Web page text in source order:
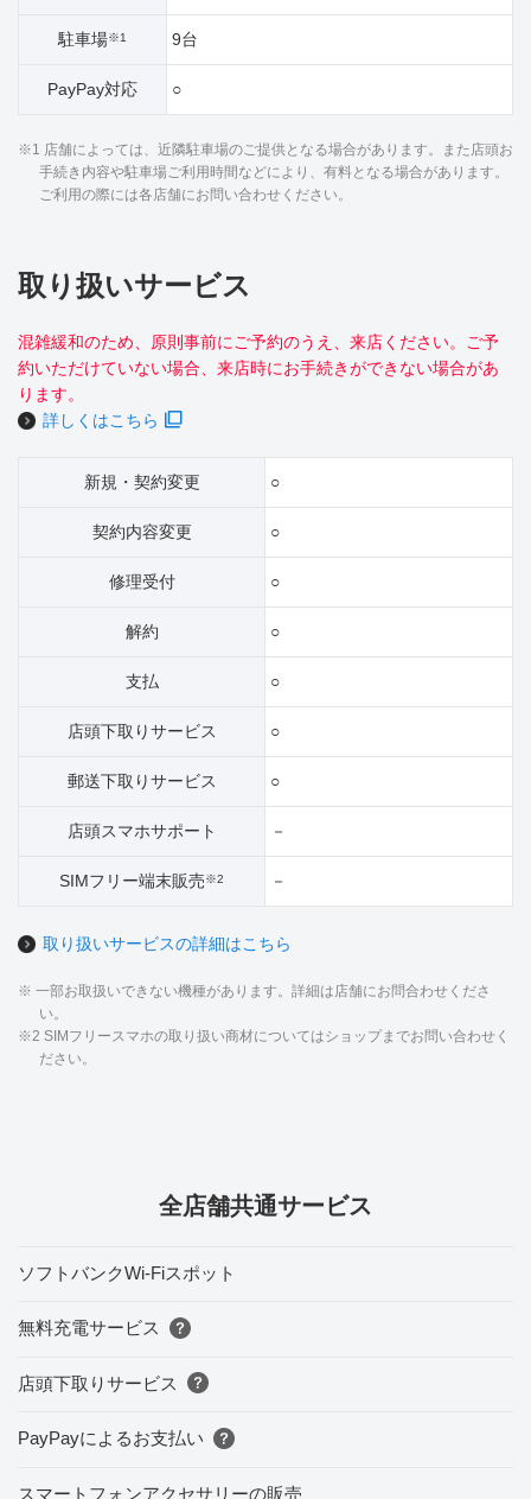
駐車場※1 9台
PayPay対応 ○
※1 店舗によっては、近隣駐車場のご提供となる場合があります。また店頭お
手続き内容や駐車場ご利用時間などにより、有料となる場合があります。
ご利用の際には各店舗にお問い合わせください。
取り扱いサービス
混雑緩和のため、原則事前にご予約のうえ、来店ください。ご予
約いただけていない場合、来店時にお手続きができない場合があ
ります。
詳しくはこちら
新規・契約変更 ○
契約内容変更 ○
修理受付 ○
解約 ○
支払 ○
店頭下取りサービス ○
郵送下取りサービス ○
店頭スマホサポート －
SIMフリー端末販売※2 －
取り扱いサービスの詳細はこちら
※ 一部お取扱いできない機種があります。詳細は店舗にお問合わせくださ
い。
※2 SIMフリースマホの取り扱い商材についてはショップまでお問い合わせく
ださい。
全店舗共通サービス
ソフトバンクWi-Fiスポット
無料充電サービス
店頭下取りサービス
PayPayによるお支払い
スマートフォンアクセサリーの販売